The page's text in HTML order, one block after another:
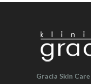
Gracia Skin Care